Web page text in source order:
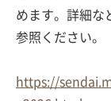
めます。詳細な
参照ください。
https://